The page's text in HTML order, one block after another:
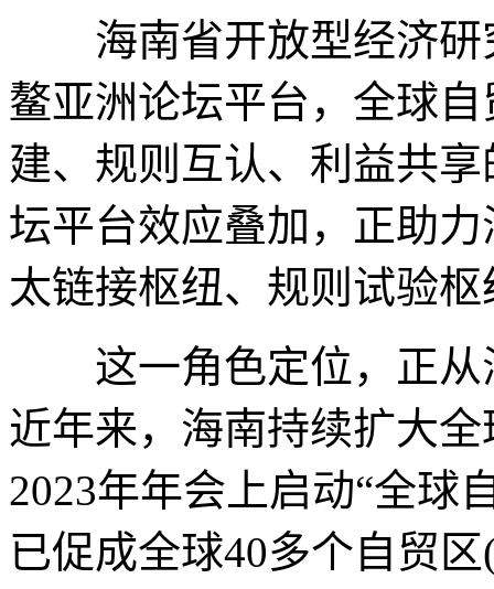
海南省开放型经济研
鳌亚洲论坛平台，全球
建、规则互认、利益共
坛平台效应叠加，正助
太链接枢纽、规则试验
这一角色定位，正从
近年来，海南持续扩大
2023年年会上启动“全球
已促成全球40多个自贸